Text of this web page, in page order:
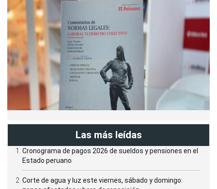
Las más leídas
Cronograma de pagos 2026 de sueldos y pensiones en el
Estado peruano
Corte de agua y luz este viernes, sábado y domingo: